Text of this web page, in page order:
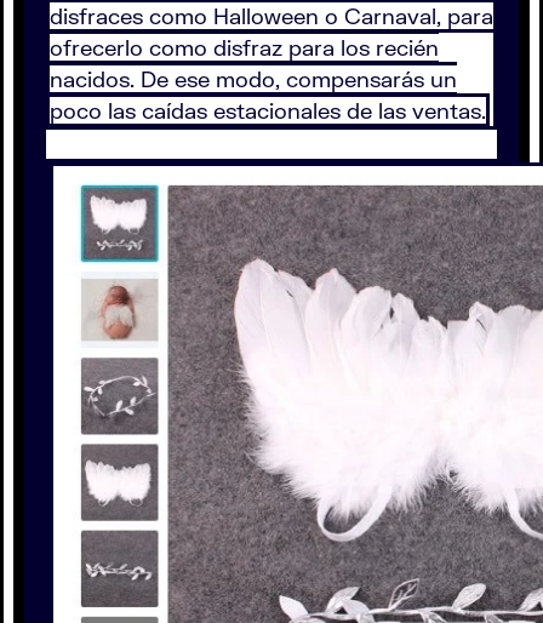
disfraces como Halloween o Carnaval, para
ofrecerlo como disfraz para los recién
nacidos. De ese modo, compensarás un
poco las caídas estacionales de las ventas.